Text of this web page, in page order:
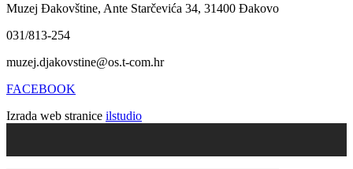
Muzej Đakovštine, Ante Starčevića 34, 31400 Đakovo
031/813-254
muzej.djakovstine@os.t-com.hr
FACEBOOK
Izrada web stranice ilstudio